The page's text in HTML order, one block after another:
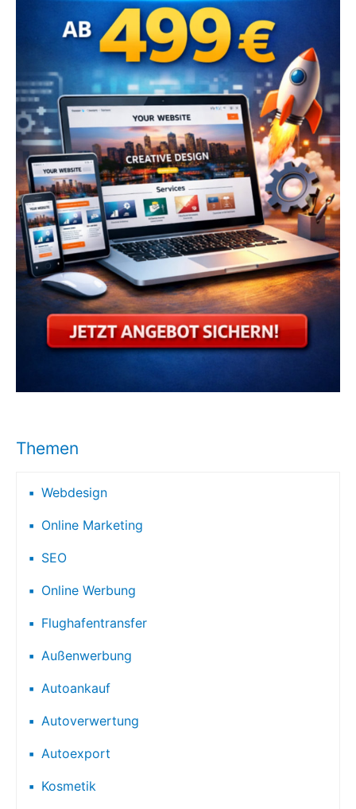
Themen
Webdesign
Online Marketing
SEO
Online Werbung
Flughafentransfer
Außenwerbung
Autoankauf
Autoverwertung
Autoexport
Kosmetik